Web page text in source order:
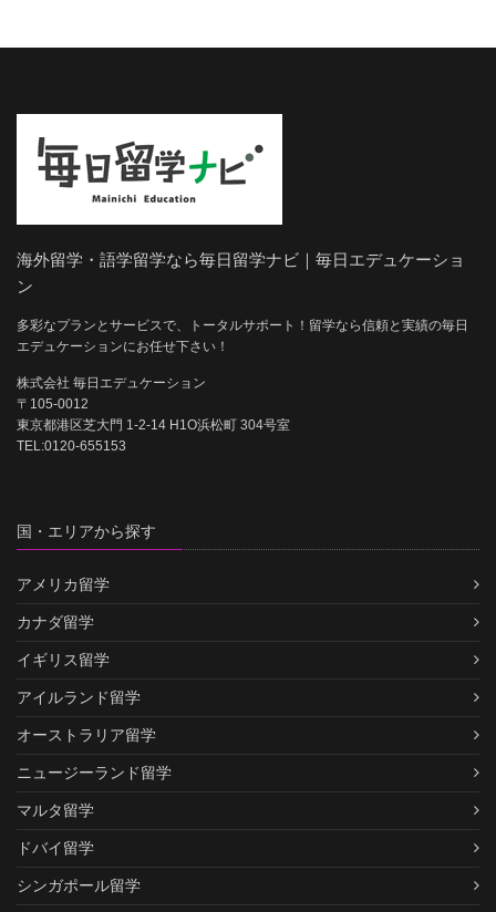
海外留学・語学留学なら毎日留学ナビ｜毎日エデュケーショ
ン
多彩なプランとサービスで、トータルサポート！留学なら信頼と実績の毎日
エデュケーションにお任せ下さい！
株式会社 毎日エデュケーション
〒105-0012
東京都港区芝大門 1-2-14 H1O浜松町 304号室
TEL:0120-655153
国・エリアから探す
アメリカ留学
カナダ留学
イギリス留学
アイルランド留学
オーストラリア留学
ニュージーランド留学
マルタ留学
ドバイ留学
シンガポール留学